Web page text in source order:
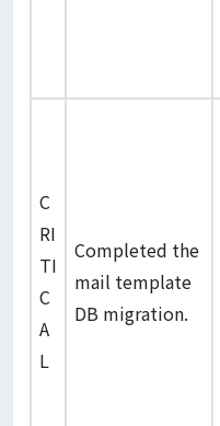
C
RI
TI
C
A
L
Completed the
mail template
DB migration.